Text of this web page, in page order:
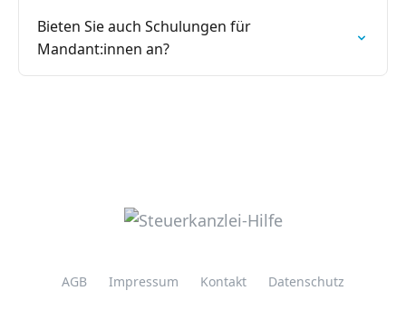
Bieten Sie auch Schulungen für
Mandant:innen an?
AGB Impressum Kontakt Datenschutz